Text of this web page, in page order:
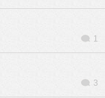
1
3